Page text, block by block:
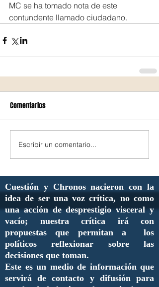
MC se ha tomado nota de este
contundente llamado ciudadano.
Comentarios
Escribir un comentario...
Cuestión y Chronos nacieron con la
idea de ser una voz crítica, no como
una acción de desprestigio visceral y
vacío; nuestra crítica irá con
propuestas que permitan a los
políticos reflexionar sobre las
decisiones que toman.
Este es un medio de información que
servirá de contacto y difusión para